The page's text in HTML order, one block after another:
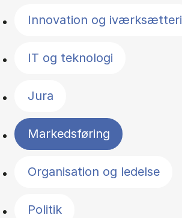
Innovation og iværksætteri
IT og teknologi
Jura
Markedsføring
Organisation og ledelse
Politik